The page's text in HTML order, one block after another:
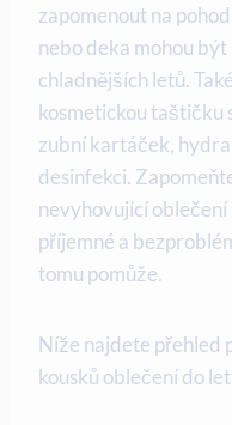
zapomenout na
nebo deka mohou
chladnějších letů.
kosmetickou taštičku
zubní kartáček,
desinfekci.
nevyhovující
příjemné a
tomu pomůže.
Níže najdete přehled
kousků oblečení do